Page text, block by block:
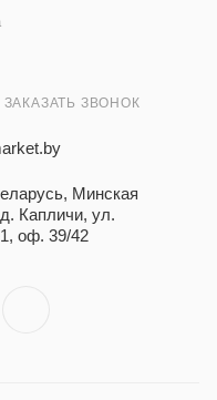
ЗАКАЗАТЬ ЗВОНОК
Минская
Капличи, ул.
оф. 39/42